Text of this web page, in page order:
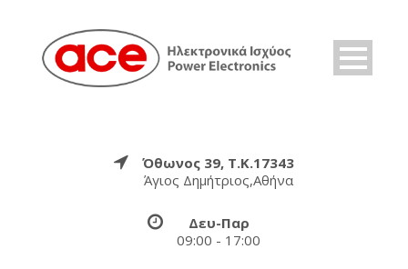
Όθωνος 39, Τ.Κ.17343
Άγιος Δημήτριος,Αθήνα
Δευ-Παρ
09:00 - 17:00